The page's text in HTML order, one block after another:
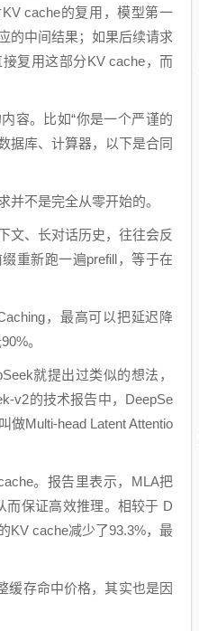
cache的复用，模型第一
的中间结果；如果后续请求
复用这部分KV cache，而
容。比如“你是一个严谨的
据库、计算器，以下是合同
并不是完全从零开始的。
文、长对话历史，往往会反
重新跑一遍prefill，等于在
，最高可以把延迟降
。
就提出过类似的想法，
v2的技术报告中，DeepSe
做Multi-head Latent Attentio
。报告里表示，MLA把
而保证高效推理。相较于 D
KV cache减少了93.3%，最
缓存命中价格，其实也是因